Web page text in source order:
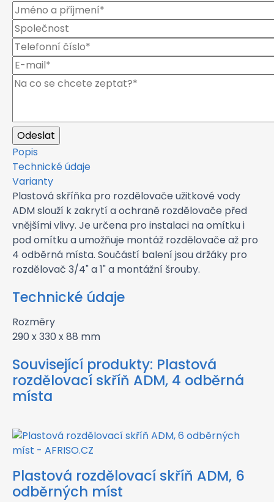
Popis
Technické údaje
Varianty
Plastová skříňka pro rozdělovače užitkové vody
ADM slouží k zakrytí a ochraně rozdělovače před
vnějšími vlivy. Je určena pro instalaci na omítku i
pod omítku a umožňuje montáž rozdělovače až pro
4 odběrná místa. Součástí balení jsou držáky pro
rozdělovač 3/4" a 1" a montážní šrouby.
Technické údaje
Rozměry
290 x 330 x 88 mm
Související produkty: Plastová
rozdělovací skříň ADM, 4 odběrná
místa
Plastová rozdělovací skříň ADM, 6
odběrných míst